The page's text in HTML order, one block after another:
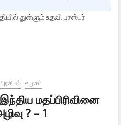
துள்ளும் உதவி பாஸ்டர்
அரசியல் சமூகம்
இந்திய மதப்பிரிவினை
? – 1